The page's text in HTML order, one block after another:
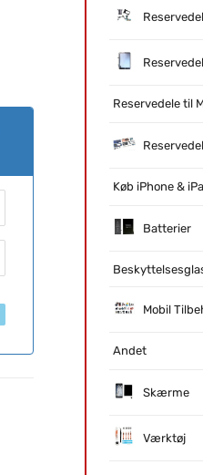
Reservedele til
Køb iPhone &
Batterier
Mobil
Andet
Skærme
Værktøj